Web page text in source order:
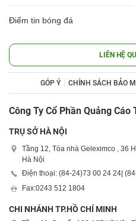
Điểm tin bóng đá
LIÊN HỆ
GÓP Ý CHÍNH SÁCH BẢO
Công Ty Cổ Phần Quảng Cáo
TRỤ SỞ HÀ NỘI
Tầng 12, Tòa nhà Geleximco , 36
Hà Nội
Điện thoại: (84-24)73 00 24 24 |
Fax:0243 512 1804
CHI NHÁNH TP.HỒ CHÍ MINH